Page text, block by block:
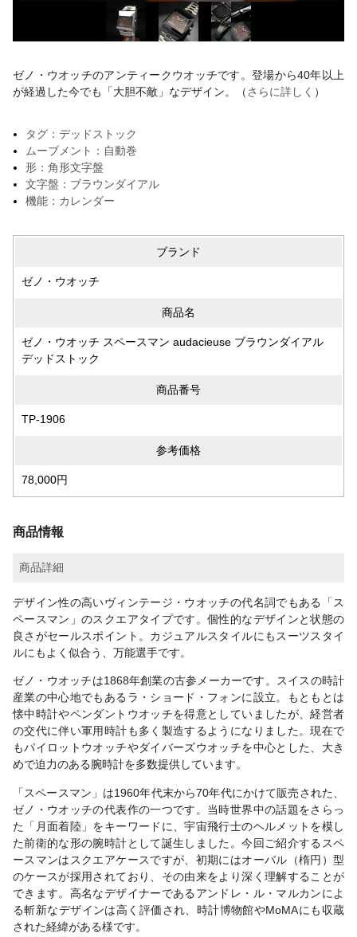
ゼノ・ウオッチのアンティークウオッチです。登場から40年以上
が経過した今でも「大胆不敵」なデザイン。（ さらに詳しく ）
タグ：デッドストック
ムーブメント：自動巻
形：角形文字盤
文字盤：ブラウンダイアル
機能：カレンダー
ブランド
ゼノ・ウオッチ
商品名
ゼノ・ウオッチ スペースマン audacieuse ブラウンダイアル
デッドストック
商品番号
TP-1906
参考価格
78,000円
商品情報
商品詳細
デザイン性の高いヴィンテージ・ウオッチの代名詞でもある「ス
ペースマン」のスクエアタイプです。個性的なデザインと状態の
良さがセールスポイント。カジュアルスタイルにもスーツスタイ
ルにもよく似合う、万能選手です。
ゼノ・ウオッチは1868年創業の古参メーカーです。スイスの時計
産業の中心地でもあるラ・ショード・フォンに設立。もともとは
懐中時計やペンダントウオッチを得意としていましたが、経営者
の交代に伴い軍用時計も多く製造するようになりました。現在で
もパイロットウオッチやダイバーズウオッチを中心とした、大き
めで迫力のある腕時計を多数提供しています。
「スペースマン」は1960年代末から70年代にかけて販売された、
ゼノ・ウオッチの代表作の一つです。当時世界中の話題をさらっ
た「月面着陸」をキーワードに、宇宙飛行士のヘルメットを模し
た前衛的な形の腕時計として誕生しました。今回ご紹介するスペ
ースマンはスクエアケースですが、初期にはオーバル（楕円）型
のケースが採用されており、その由来をより深く理解することが
できます。高名なデザイナーであるアンドレ・ル・マルカンによ
る斬新なデザインは高く評価され、時計博物館やMoMAにも収蔵
された経緯がある様です。